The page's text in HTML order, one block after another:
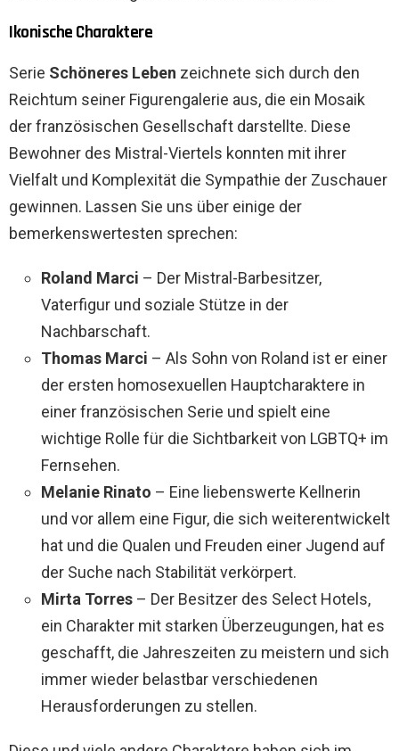
Ikonische Charaktere
Serie Schöneres Leben zeichnete sich durch den
Reichtum seiner Figurengalerie aus, die ein Mosaik
der französischen Gesellschaft darstellte. Diese
Bewohner des Mistral-Viertels konnten mit ihrer
Vielfalt und Komplexität die Sympathie der Zuschauer
gewinnen. Lassen Sie uns über einige der
bemerkenswertesten sprechen:
Roland Marci – Der Mistral-Barbesitzer,
Vaterfigur und soziale Stütze in der
Nachbarschaft.
Thomas Marci – Als Sohn von Roland ist er einer
der ersten homosexuellen Hauptcharaktere in
einer französischen Serie und spielt eine
wichtige Rolle für die Sichtbarkeit von LGBTQ+ im
Fernsehen.
Melanie Rinato – Eine liebenswerte Kellnerin
und vor allem eine Figur, die sich weiterentwickelt
hat und die Qualen und Freuden einer Jugend auf
der Suche nach Stabilität verkörpert.
Mirta Torres – Der Besitzer des Select Hotels,
ein Charakter mit starken Überzeugungen, hat es
geschafft, die Jahreszeiten zu meistern und sich
immer wieder belastbar verschiedenen
Herausforderungen zu stellen.